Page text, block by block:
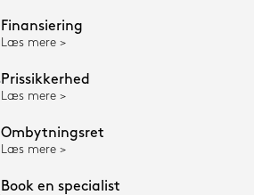
Finansiering
Læs mere
Prissikkerhed
Læs mere
Ombytningsret
Læs mere
Book en specialist